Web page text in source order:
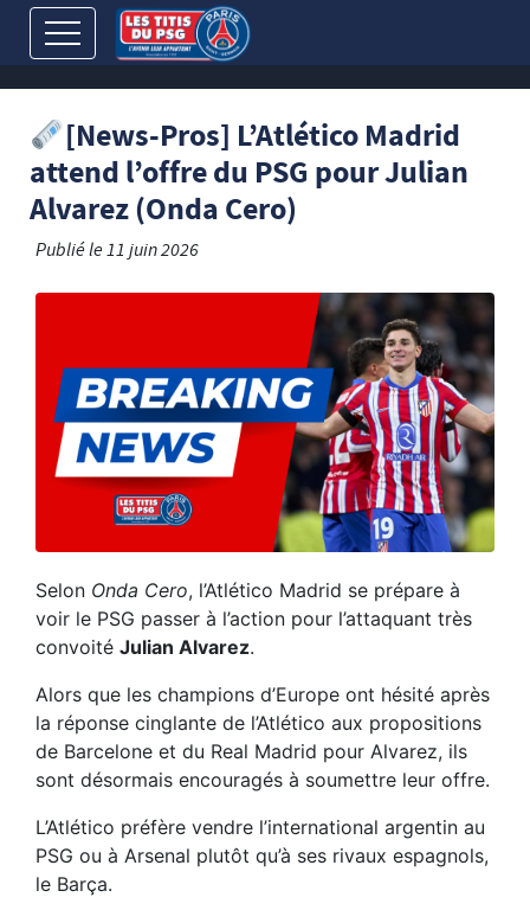
[News-Pros] L’Atlético Madrid
attend l’offre du PSG pour Julian
Alvarez (Onda Cero)
Publié le11 juin 2026
Selon Onda Cero, l’Atlético Madrid se prépare à
voir le PSG passer à l’action pour l’attaquant très
convoité Julian Alvarez.
Alors que les champions d’Europe ont hésité après
la réponse cinglante de l’Atlético aux propositions
de Barcelone et du Real Madrid pour Alvarez, ils
sont désormais encouragés à soumettre leur offre.
L’Atlético préfère vendre l’international argentin au
PSG ou à Arsenal plutôt qu’à ses rivaux espagnols,
le Barça.